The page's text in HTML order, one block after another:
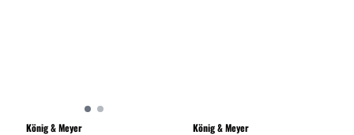
König & Meyer König & Meyer